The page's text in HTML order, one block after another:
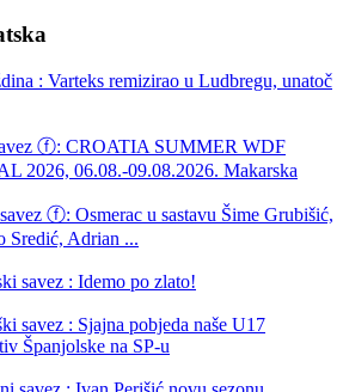
: Varteks remizirao u Ludbregu, unatoč
ⓕ: CROATIA SUMMER WDF
2026, 06.08.-09.08.2026. Makarska
ⓕ: Osmerac u sastavu Šime Grubišić,
Sredić, Adrian ...
savez : Idemo po zlato!
savez : Sjajna pobjeda naše U17
Španjolske na SP-u